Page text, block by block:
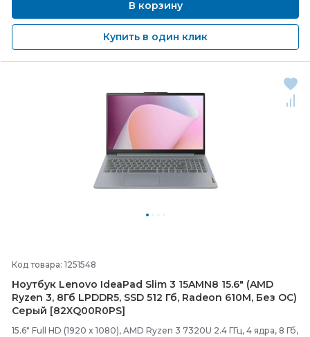
В корзину
Купить в один клик
Код товара: 1251548
Ноутбук Lenovo IdeaPad Slim 3 15AMN8 15.6" (AMD
Ryzen 3, 8Гб LPDDR5, SSD 512 Гб, Radeon 610M, Без ОС)
Серый [82XQ00R0PS]
15.6" Full HD (1920 x 1080), AMD Ryzen 3 7320U 2.4 ГГц, 4 ядра, 8 Гб,